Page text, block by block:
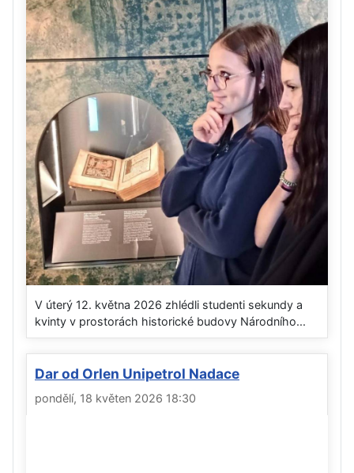
V úterý 12. května 2026 zhlédli studenti sekundy a
kvinty v prostorách historické budovy Národního...
Dar od Orlen Unipetrol Nadace
pondělí, 18 květen 2026 18:30